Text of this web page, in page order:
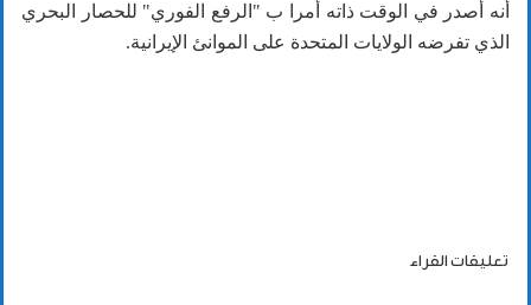
أنه أصدر في الوقت ذاته أمرا ب "الرفع الفوري" للحصار البحري
الذي تفرضه الولايات المتحدة على الموانئ الإيرانية.
تعليقات القراء